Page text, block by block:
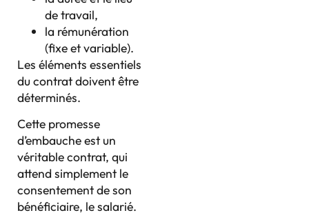
de travail,
la rémunération
(fixe et variable).
Les éléments essentiels
du contrat doivent être
déterminés.
Cette promesse
d’embauche est un
véritable contrat, qui
attend simplement le
consentement de son
bénéficiaire, le salarié.